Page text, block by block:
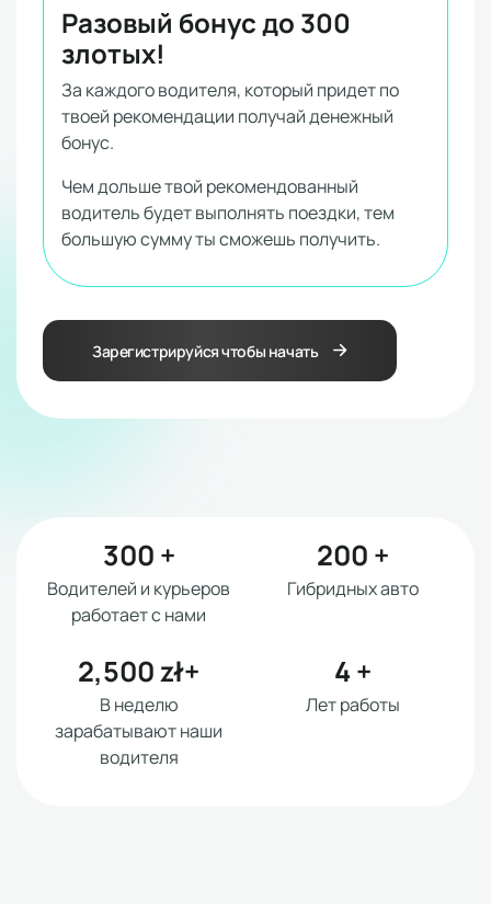
Разовый бонус до 300
злотых!
За каждого водителя, который придет по
твоей рекомендации получай денежный
бонус.
Чем дольше твой рекомендованный
водитель будет выполнять поездки, тем
большую сумму ты сможешь получить.
Зарегистрируйся чтобы начать
300+
Водителей и курьеров
работает с нами
200+
Гибридных авто
2,500zł+
В неделю
зарабатывают наши
водителя
4+
Лет работы